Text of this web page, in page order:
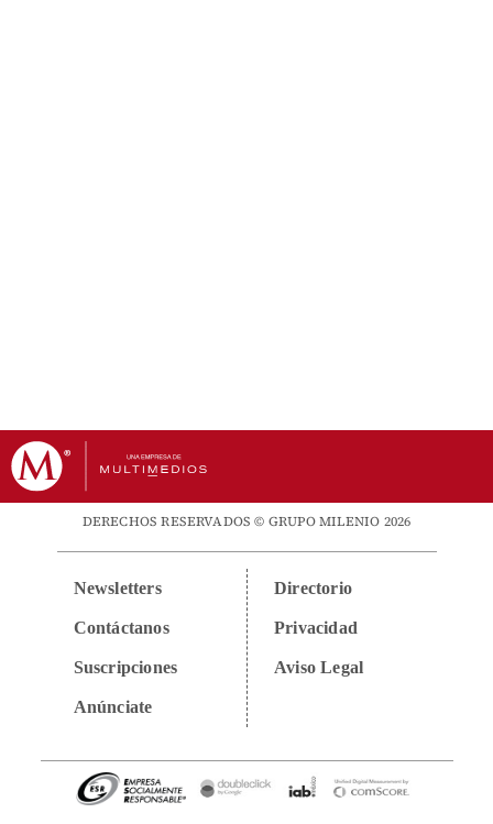
DERECHOS RESERVADOS © GRUPO MILENIO 2026
Newsletters
Contáctanos
Suscripciones
Anúnciate
Directorio
Privacidad
Aviso Legal